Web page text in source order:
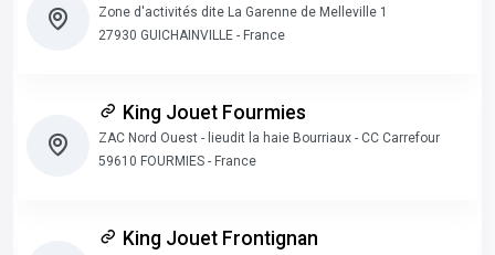
Zone d'activités dite La Garenne de Melleville 1
27930 GUICHAINVILLE - France
King Jouet Fourmies
ZAC Nord Ouest - lieudit la haie Bourriaux - CC Carrefour
59610 FOURMIES - France
King Jouet Frontignan